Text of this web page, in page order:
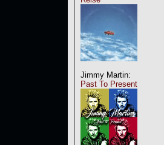
Jimmy Martin:
Past To Present